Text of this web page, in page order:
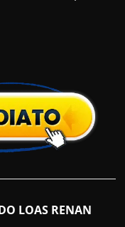
LOAS RENAN